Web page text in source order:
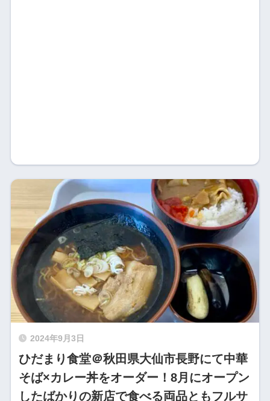
2024年9月3日
ひだまり食堂＠秋田県大仙市長野にて中華
そば×カレー丼をオーダー！8月にオープン
したばかりの新店で食べる両品ともフルサ